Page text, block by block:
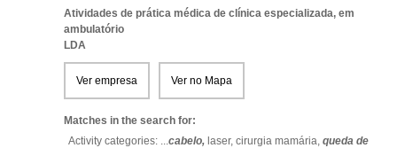
Atividades de prática médica de clínica especializada, em
ambulatório
LDA
Ver empresa Ver no Mapa
Matches in the search for:
Activity categories: ...cabelo, laser, cirurgia mamária, queda de